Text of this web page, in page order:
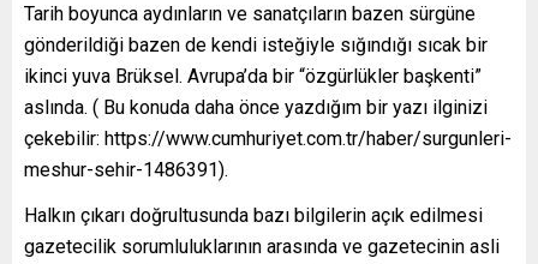
Tarih boyunca aydınların ve sanatçıların bazen sürgüne
gönderildiği bazen de kendi isteğiyle sığındığı sıcak bir
ikinci yuva Brüksel. Avrupa’da bir “özgürlükler başkenti”
aslında. ( Bu konuda daha önce yazdığım bir yazı ilginizi
çekebilir: https://www.cumhuriyet.com.tr/haber/surgunleri-
meshur-sehir-1486391).
Halkın çıkarı doğrultusunda bazı bilgilerin açık edilmesi
gazetecilik sorumluluklarının arasında ve gazetecinin asli